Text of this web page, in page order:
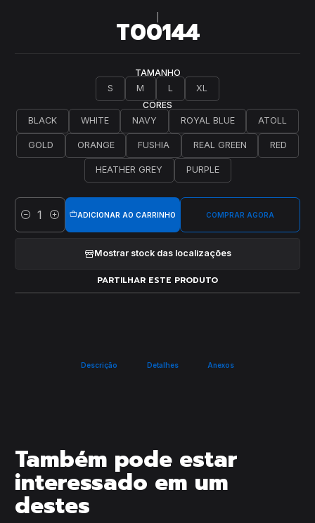
T00144
TAMANHO
S
M L
XL
CORES
BLACK
WHITE NAVY ROYAL BLUE ATOLL
GOLD ORANGE FUSHIA REAL GREEN RED
HEATHER GREY PURPLE
Quantidade
ADICIONAR AO CARRINHO COMPRAR AGORA
Mostrar stock das localizações
PARTILHAR ESTE PRODUTO
Descrição Detalhes Anexos
Também pode estar
interessado em um
destes